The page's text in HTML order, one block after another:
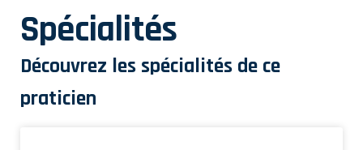
Spécialités
Découvrez les spécialités de ce
praticien